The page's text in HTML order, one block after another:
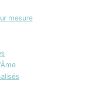
mesure